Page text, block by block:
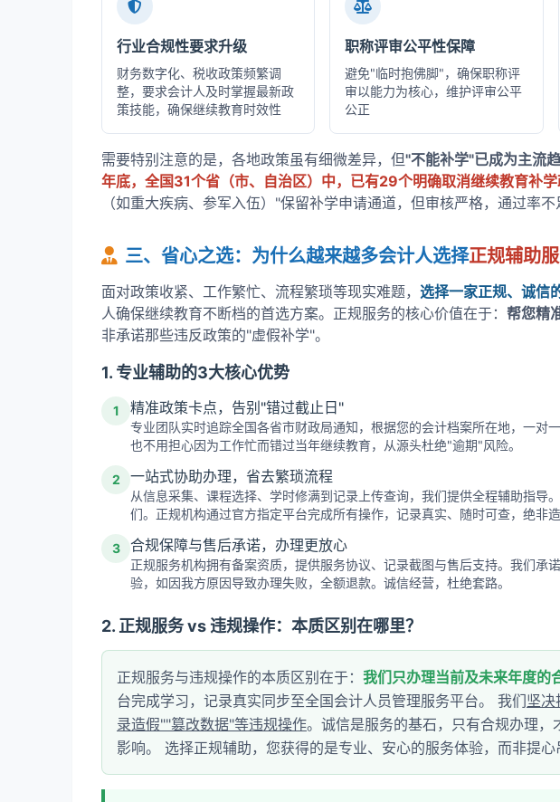
行业合规性要求升级
财务数字化、税收政策频繁调
整，要求会计人及时掌握最新政
策技能，确保继续教育时效性
职称评审公平性保障
避免"临时抱佛脚"，确保职称评
审以能力为核心，维护评审公平
公正
需要特别注意的是，各地政策虽有细微差异，但"不能补学"已成为主流
年底，全国31个省（市、自治区）中，已有29个明确取消继续教育补
（如重大疾病、参军入伍）"保留补学申请通道，但审核严格，通过率不
三、省心之选：为什么越来越多会计人选择正规辅助
面对政策收紧、工作繁忙、流程繁琐等现实难题， 选择一家正规、诚信
人确保继续教育不断档的首选方案。正规服务的核心价值在于： 帮您精
非承诺那些违反政策的"虚假补学"。
1. 专业辅助的3大核心优势
1 精准政策卡点，告别"错过截止日"
专业团队实时追踪全国各省市财政局通知，根据您的会计档案所在地，一对
也不用担心因为工作忙而错过当年继续教育，从源头杜绝"逾期"风险。
2 一站式协助办理，省去繁琐流程
从信息采集、课程选择、学时修满到记录上传查询，我们提供全程辅助指导
们。正规机构通过官方指定平台完成所有操作，记录真实、随时可查，绝非造
3 合规保障与售后承诺，办理更放心
正规服务机构拥有备案资质，提供服务协议、记录截图与售后支持。我们承
验，如因我方原因导致办理失败，全额退款。诚信经营，杜绝套路。
2. 正规服务 vs 违规操作：本质区别在哪里？
正规服务与违规操作的本质区别在于： 我们只办理当前及未来年度的
台完成学习，记录真实同步至全国会计人员管理服务平台。 我们坚决
录造假""篡改数据"等违规操作。诚信是服务的基石，只有合规办理
影响。 选择正规辅助，您获得的是专业、安心的服务体验，而非提心